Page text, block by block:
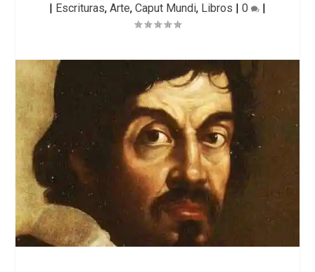
| Escrituras, Arte, Caput Mundi, Libros | 0 |